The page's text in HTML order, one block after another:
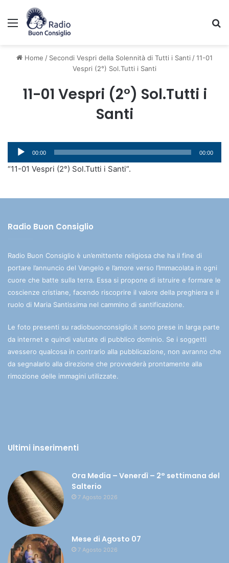
Menu
Home / Secondi Vespri della Solennità di Tutti i Santi /11-01
Vespri (2°) Sol.Tutti i Santi
11-01 Vespri (2°) Sol.Tutti i
Santi
Audio
Player
00:00 00:00
“11-01 Vespri (2°) Sol.Tutti i Santi”.
Radio Buon Consiglio
Radio Buon Consiglio è un’emittente religiosa che ha il fine di
portare l’annuncio del Vangelo e l’amore verso l’Immacolata in ogni
cuore che batte sulla terra. Essa si propone di istruire e formare le
coscienze cristiane, facendo riscoprire il valore della preghiera e il
ruolo di Maria Santissima nel cammino di santificazione.
Le foto presenti su radiobuonconsiglio.it sono prese in larga parte
da internet e quindi valutate di pubblico dominio. Se i soggetti
avessero qualcosa in contrario alla pubblicazione, non avranno che
da segnalarlo alla direzione che provvederà prontamente alla
rimozione delle immagini utilizzate.
Ultimi inserimenti
Ora Media – Venerdì – 2° settimana del
Salterio
7 Agosto 2026
Mese di Agosto 07
7 Agosto 2026